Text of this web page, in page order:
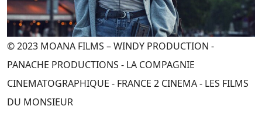
© 2023 MOANA FILMS – WINDY PRODUCTION -
PANACHE PRODUCTIONS - LA COMPAGNIE
CINEMATOGRAPHIQUE - FRANCE 2 CINEMA - LES FILMS
DU MONSIEUR